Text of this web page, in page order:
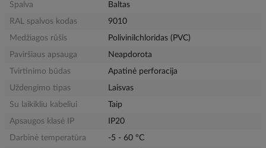
Spalva
Baltas
RAL spalvos kodas
9010
Medžiagos rūšis
Polivinilchloridas (PVC)
Paviršiaus apsauga
Neapdorota
Tvirtinimo būdas
Apatinė perforacija
Uždengimo tipas
Laisvas
Su laikikliu kabeliui
Taip
Apsaugos klasė IP
IP20
Darbinė temperatūra
-5 - 60 °C